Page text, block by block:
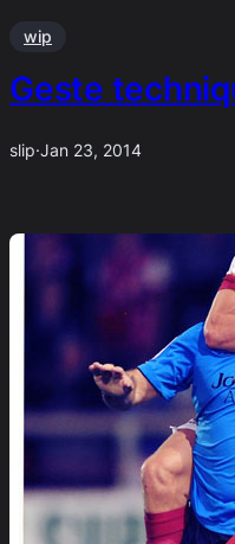
wip
Geste
slip·Jan 23, 2014